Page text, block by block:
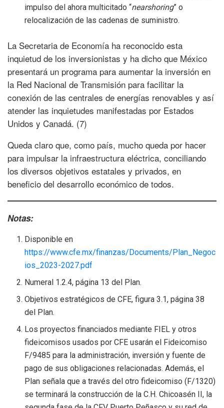
impulso del ahora multicitado “nearshoring” o
relocalización de las cadenas de suministro.
La Secretaria de Economía ha reconocido esta
inquietud de los inversionistas y ha dicho que México
presentará un programa para aumentar la inversión en
la Red Nacional de Transmisión para facilitar la
conexión de las centrales de energías renovables y así
atender las inquietudes manifestadas por Estados
Unidos y Canadá. (7)
Queda claro que, como país, mucho queda por hacer
para impulsar la infraestructura eléctrica, conciliando
los diversos objetivos estatales y privados, en
beneficio del desarrollo económico de todos.
Notas:
Disponible en
https://www.cfe.mx/finanzas/Documents/Plan_Negoc
ios_2023-2027.pdf
Numeral 1.2.4, página 13 del Plan.
Objetivos estratégicos de CFE, figura 3.1, página 38
del Plan.
Los proyectos financiados mediante FIEL y otros
fideicomisos usados por CFE usarán el Fideicomiso
F/9485 para la administración, inversión y fuente de
pago de sus obligaciones relacionadas. Además, el
Plan señala que a través del otro fideicomiso (F/1320)
se terminará la construcción de la C.H. Chicoasén II, la